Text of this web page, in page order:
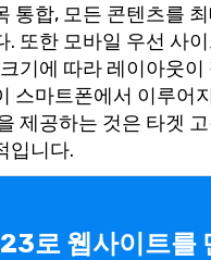
통합, 모든 콘텐츠를
. 또한 모바일 우선 사
기에 따라 레이아웃
스마트폰에서 이루어
제공하는 것은 타겟
입니다.
로 웹사이트를